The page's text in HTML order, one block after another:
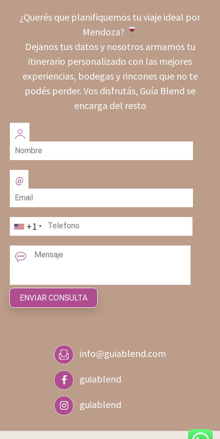
¿Querés que planifiquemos tu viaje ideal por
Mendoza?
Dejanos tus datos y nosotros armamos tu
itinerario personalizado con las mejores
experiencias, bodegas y rincones que no te
podés perder. Vos disfrutás, Guía Blend se
encarga del resto
+1
info@guiablend.com
guiablend
guiablend